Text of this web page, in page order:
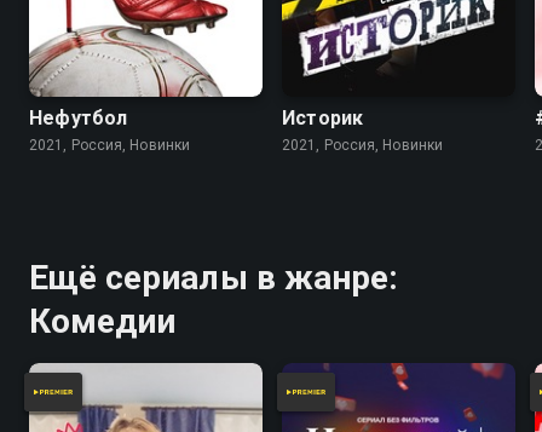
Нефутбол
2021, Россия, Новинки
Историк
2021, Россия, Новинки
Ещё сериалы в жанре:
Комедии